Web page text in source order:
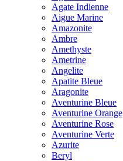
Agate Indienne
Aigue Marine
Amazonite
Ambre
Amethyste
Ametrine
Angelite
Apatite Bleue
Aragonite
Aventurine Bleue
Aventurine Orange
Aventurine Rose
Aventurine Verte
Azurite
Beryl